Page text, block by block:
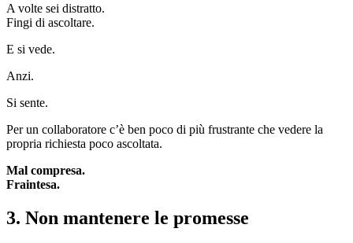
A volte sei distratto.
Fingi di ascoltare.
E si vede.
Anzi.
Si sente.
Per un collaboratore c’è ben poco di più frustrante che vedere la
propria richiesta poco ascoltata.
Mal compresa.
Fraintesa.
3. Non mantenere le promesse